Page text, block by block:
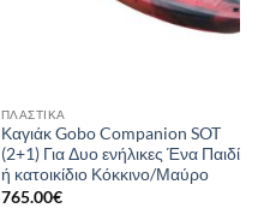
ΠΛΑΣΤΙΚΆ
Καγιάκ Gobo Companion SOT
(2+1) Για Δυο ενήλικες Ένα Παιδί
ή κατοικίδιο Κόκκινο/Μαύρο
765.00€